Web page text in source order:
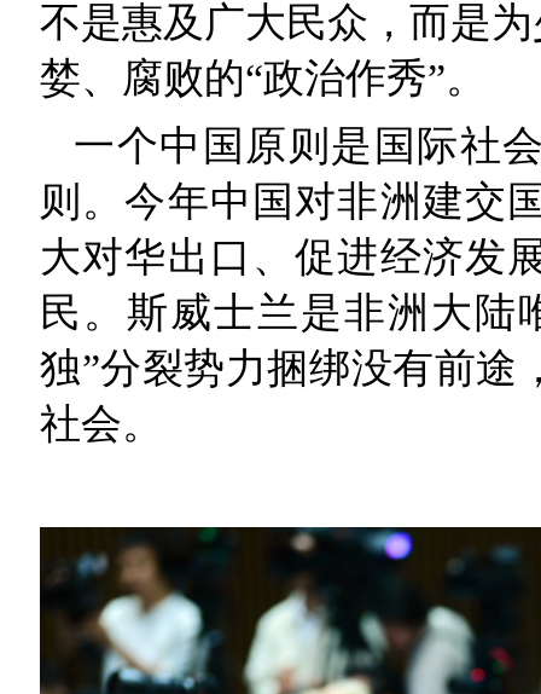
不是惠及广大民众，而是
婪、腐败的“政治作秀”。
一个中国原则是国际社
则。今年中国对非洲建交
大对华出口、促进经济发
民。斯威士兰是非洲大陆
独”分裂势力捆绑没有前途
社会。